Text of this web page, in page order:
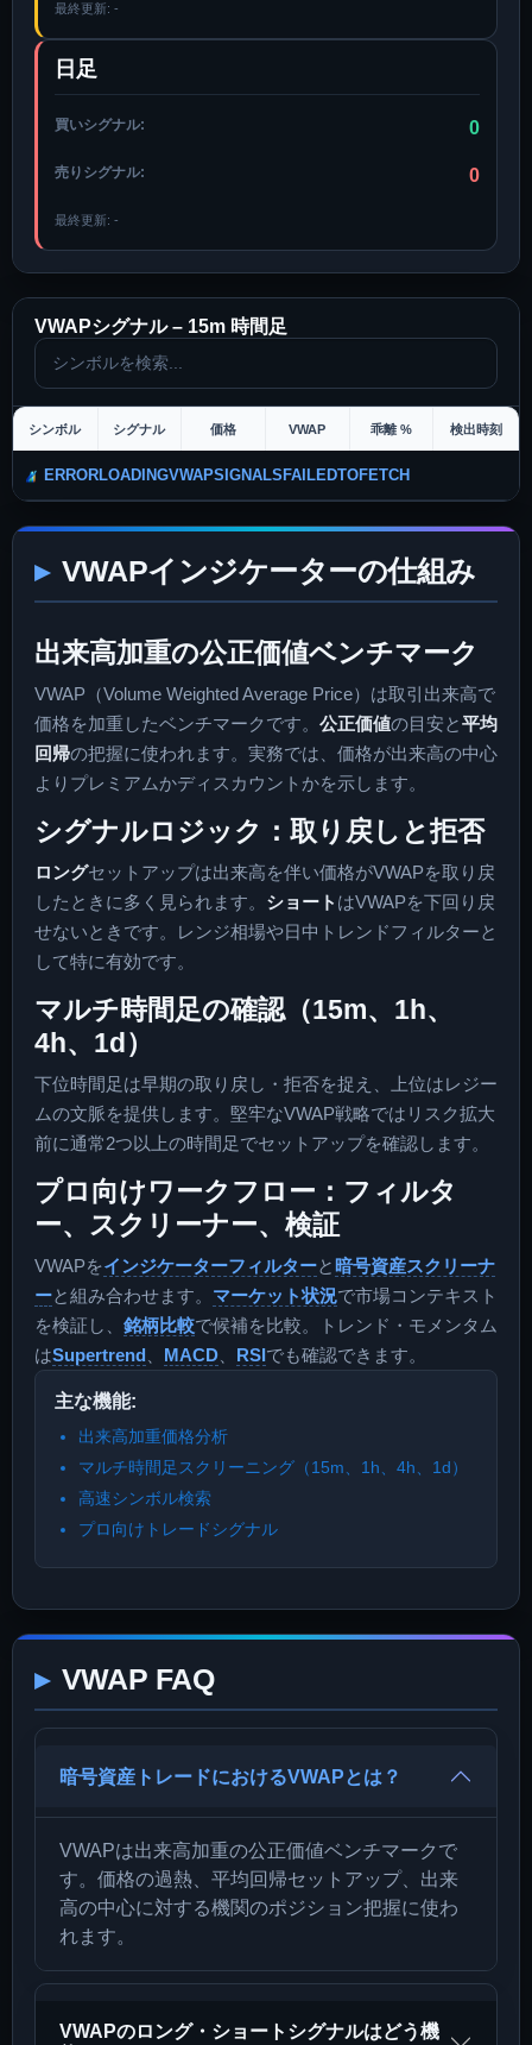
最終更新: -
日足
買いシグナル: 0
売りシグナル: 0
最終更新: -
VWAPシグナル – 15m 時間足
シンボル シグナル 価格 VWAP 乖離 % 検出時刻
ERRORLOADINGVWAPSIGNALSFAILEDTOFETCH
VWAPインジケーターの仕組み
出来高加重の公正価値ベンチマーク
VWAP（Volume Weighted Average Price）は取引出来高で
価格を加重したベンチマークです。 公正価値の目安と平均
回帰の把握に使われます。実務では、価格が出来高の中心
よりプレミアムかディスカウントかを示します。
シグナルロジック：取り戻しと拒否
ロングセットアップは出来高を伴い価格がVWAPを取り戻
したときに多く見られます。 ショート はVWAPを下回り戻
せないときです。レンジ相場や日中トレンドフィルターと
して特に有効です。
マルチ時間足の確認（15m、1h、
4h、1d）
下位時間足は早期の取り戻し・拒否を捉え、上位はレジー
ムの文脈を提供します。堅牢なVWAP戦略ではリスク拡大
前に通常2つ以上の時間足でセットアップを確認します。
プロ向けワークフロー：フィルタ
ー、スクリーナー、検証
VWAPをインジケーターフィルターと 暗号資産スクリーナ
ーと組み合わせます。 マーケット状況で市場コンテキスト
を検証し、 銘柄比較で候補を比較。トレンド・モメンタム
はSupertrend MACD RSIでも確認できます。
主な機能:
出来高加重価格分析
マルチ時間足スクリーニング（15m、1h、4h、1d）
高速シンボル検索
プロ向けトレードシグナル
VWAP FAQ
暗号資産トレードにおけるVWAPとは？
VWAPは出来高加重の公正価値ベンチマークで
す。価格の過熱、平均回帰セットアップ、出来
高の中心に対する機関のポジション把握に使わ
れます。
VWAPのロング・ショートシグナルはどう機